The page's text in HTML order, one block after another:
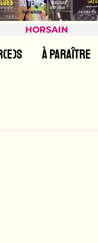
HORSAIN
À PARAÎTRE